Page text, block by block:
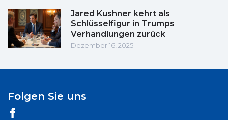
Jared Kushner kehrt als
Schlüsselfigur in Trumps
Verhandlungen zurück
Dezember 16, 2025
Folgen Sie uns